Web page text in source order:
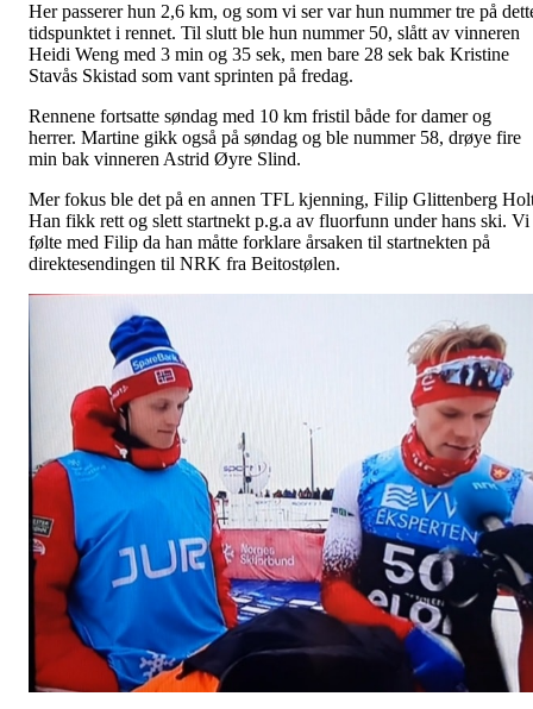
Her passerer hun 2,6 km, og som vi ser var hun nummer tre på
tidspunktet i rennet. Til slutt ble hun nummer 50, slått av vinneren
Heidi Weng med 3 min og 35 sek, men bare 28 sek bak Kristine
Stavås Skistad som vant sprinten på fredag.
Rennene fortsatte søndag med 10 km fristil både for damer og
herrer. Martine gikk også på søndag og ble nummer 58, drøye fire
min bak vinneren Astrid Øyre Slind.
Mer fokus ble det på en annen TFL kjenning, Filip Glittenberg
Han fikk rett og slett startnekt p.g.a av fluorfunn under hans ski. Vi
følte med Filip da han måtte forklare årsaken til startnekten på
direktesendingen til NRK fra Beitostølen.